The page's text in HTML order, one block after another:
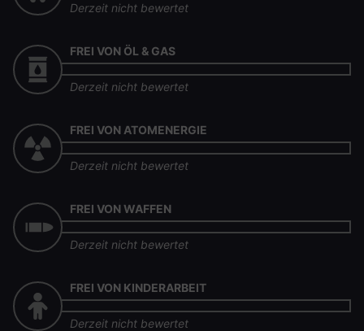
Derzeit nicht bewertet
FREI VON ÖL & GAS
Derzeit nicht bewertet
FREI VON ATOMENERGIE
Derzeit nicht bewertet
FREI VON WAFFEN
Derzeit nicht bewertet
FREI VON KINDERARBEIT
Derzeit nicht bewertet